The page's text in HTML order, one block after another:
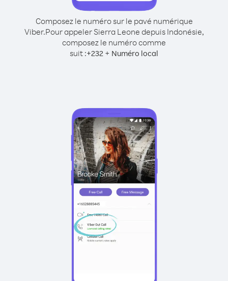
Composez le numéro sur le pavé numérique
Viber.Pour appeler Sierra Leone depuis Indonésie,
composez le numéro comme
suit :+232 + Numéro local